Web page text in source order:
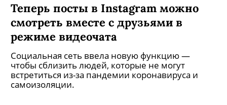
Теперь посты в Instagram можно
смотреть вместе с друзьями в
режиме видеочата
Социальная сеть ввела новую функцию —
чтобы сблизить людей, которые не могут
встретиться из-за пандемии коронавируса и
самоизоляции.